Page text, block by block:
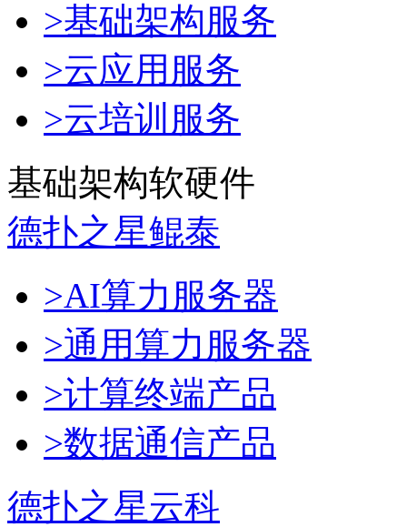
>基础架构服务
>云应用服务
>云培训服务
基础架构软硬件
德扑之星鲲泰
>AI算力服务器
>通用算力服务器
>计算终端产品
>数据通信产品
德扑之星云科